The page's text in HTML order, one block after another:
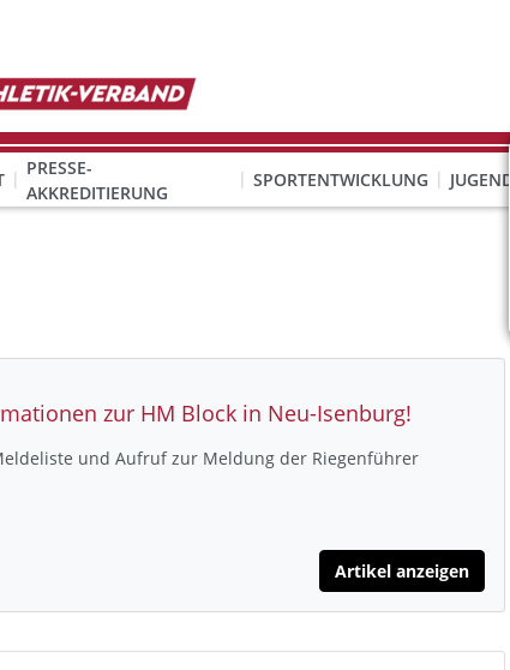
PRESSE-
AKKREDITIERUNG
SPORTENTWICKLUNG JUGEND
zur HM Block in Neu-Isenburg!
und Aufruf zur Meldung der Riegenführer
Artikel anzeigen